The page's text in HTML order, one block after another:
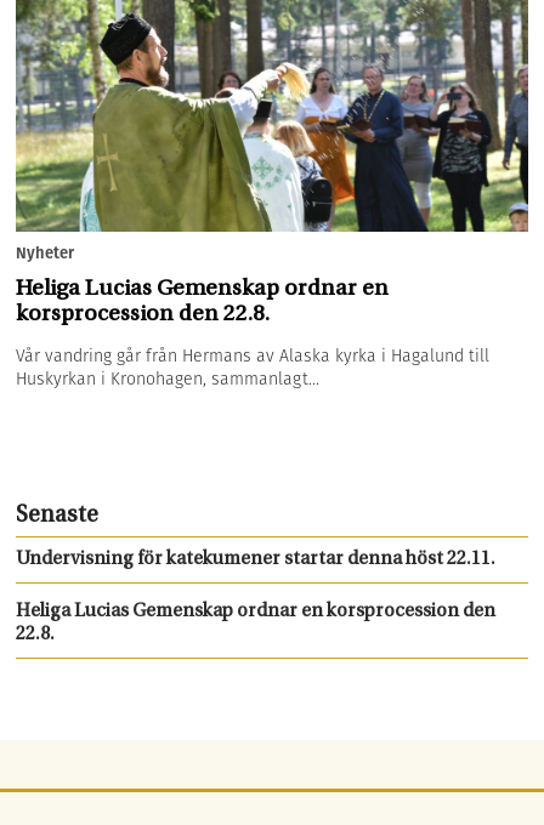
Nyheter
Heliga Lucias Gemenskap ordnar en
korsprocession den 22.8.
Vår vandring går från Hermans av Alaska kyrka i Hagalund till
Huskyrkan i Kronohagen, sammanlagt...
Senaste
Undervisning för katekumener startar denna höst 22.11.
Heliga Lucias Gemenskap ordnar en korsprocession den
22.8.